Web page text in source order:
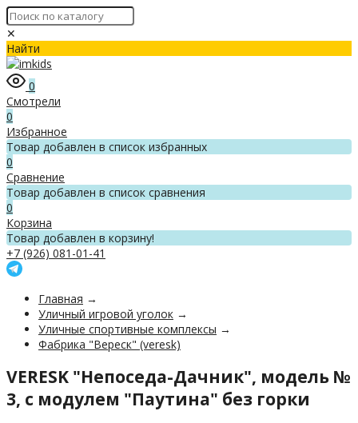
✕
Найти
0
Смотрели
0
Избранное
Товар добавлен в список избранных
0
Сравнение
Товар добавлен в список сравнения
0
Корзина
Товар добавлен в корзину!
+7 (926) 081-01-41
Главная →
Уличный игровой уголок →
Уличные спортивные комплексы →
Фабрика "Вереск" (veresk)
VERESK "Непоседа-Дачник", модель №
3, с модулем "Паутина" без горки